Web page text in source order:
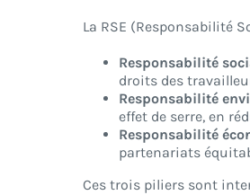
La RSE (Responsabilité
Responsabilité
droits des
Responsabilité
effet de serre, en
Responsabilité
partenariats
Ces trois piliers sont